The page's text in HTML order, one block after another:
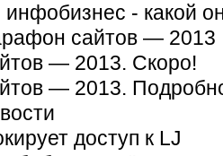
- какой
сайтов — 2013
— 2013. Скоро!
— 2013.
доступ к LJ